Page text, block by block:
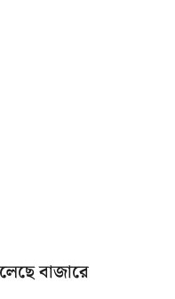
বাজারে